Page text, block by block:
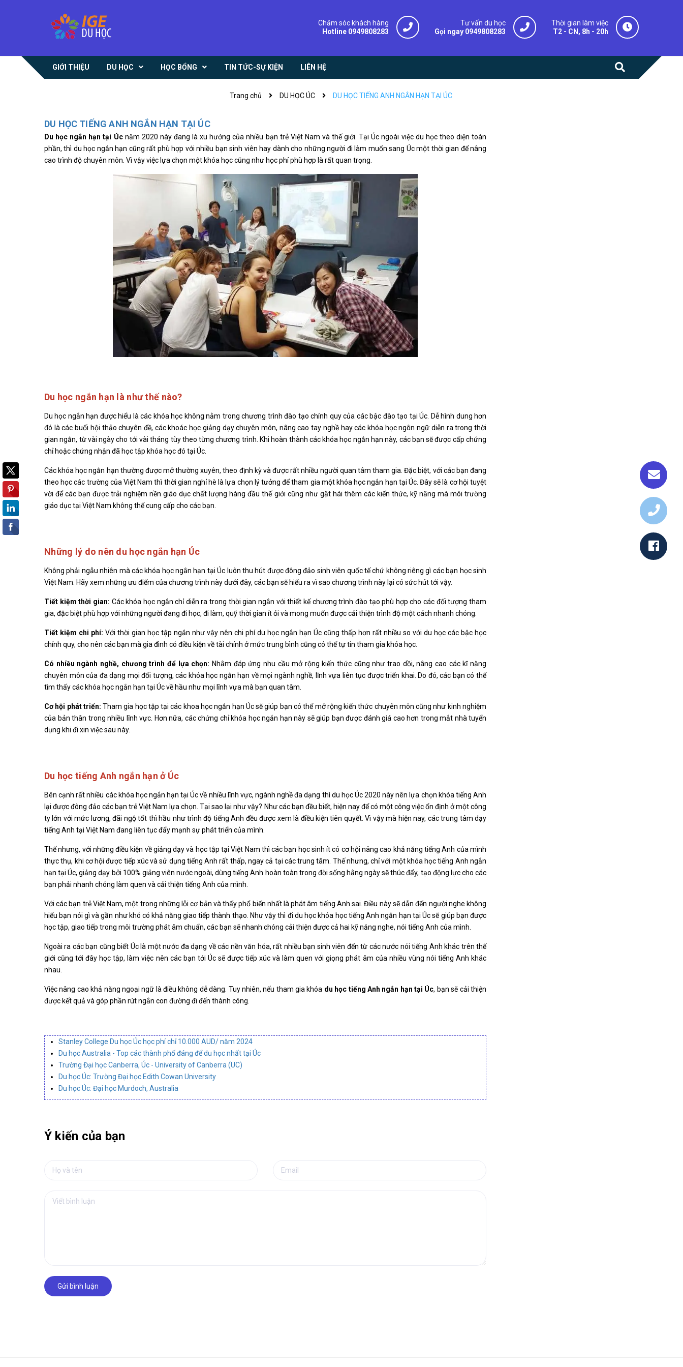
Thời gian làm việc
T2 - CN, 8h - 20h
Tư vấn du học
Gọi ngay 0949808283
Chăm sóc khách hàng
Hotline 0949808283
GIỚI THIỆU DU HỌC HỌC BỔNG TIN TỨC-SỰ KIỆN LIÊN HỆ
Trang chủ DU HỌC ÚC DU HỌC TIẾNG ANH NGẮN HẠN TẠI ÚC
DU HỌC TIẾNG ANH NGẮN HẠN TẠI ÚC
Du học ngắn hạn tại Úcnăm 2020 này đang là xu hướng của nhiều bạn trẻ Việt Nam và thế giới. Tại Úc ngoài việc du học theo diện toàn
phần, thì du học ngắn hạn cũng rất phù hợp với nhiều bạn sinh viên hay dành cho những người đi làm muốn sang Úc một thời gian để nâng
cao trình độ chuyên môn. Vì vậy việc lựa chọn một khóa học cũng như học phí phù hợp là rất quan trọng.
Du học ngắn hạn là như thế nào?
Du học ngắn hạn được hiểu là các khóa học không nằm trong chương trình đào tạo chính quy của các bậc đào tạo tại Úc. Dễ hình dung hơn
đó là các buổi hội thảo chuyên đề, các khoác học giảng dạy chuyên môn, nâng cao tay nghề hay các khóa học ngôn ngữ diễn ra trong thời
gian ngắn, từ vài ngày cho tới vài tháng tùy theo từng chương trình. Khi hoàn thành các khóa học ngắn hạn này, các bạn sẽ được cấp chứng
chỉ hoặc chứng nhận đã học tập khóa học đó tại Úc.
Các khóa học ngắn hạn thường được mở thường xuyên, theo định kỳ và được rất nhiều người quan tâm tham gia. Đặc biệt, với các bạn đang
theo học các trường của Việt Nam thì thời gian nghỉ hè là lựa chọn lý tưởng để tham gia một khóa học ngắn hạn tại Úc. Đây sẽ là cơ hội tuyệt
vời để các bạn được trải nghiệm nền giáo dục chất lượng hàng đầu thế giới cũng như gặt hái thêm các kiến thức, kỹ năng mà môi trường
giáo dục tại Việt Nam không thể cung cấp cho các bạn.
Những lý do nên du học ngắn hạn Úc
Không phải ngẫu nhiên mà các khóa học ngắn hạn tại Úc luôn thu hút được đông đảo sinh viên quốc tế chứ không riêng gì các bạn học sinh
Việt Nam. Hãy xem những ưu điểm của chương trình này dưới đây, các bạn sẽ hiểu ra vì sao chương trình này lại có sức hút tới vậy.
Tiết kiệm thời gian: Các khóa học ngắn chỉ diễn ra trong thời gian ngắn với thiết kế chương trình đào tạo phù hợp cho các đối tượng tham
gia, đặc biệt phù hợp với những người đang đi học, đi làm, quỹ thời gian ít ỏi và mong muốn được cải thiện trình độ một cách nhanh chóng.
Tiết kiệm chi phí: Với thời gian học tập ngắn như vậy nên chi phí du học ngắn hạn Úc cũng thấp hơn rất nhiều so với du học các bậc học
chính quy, cho nên các bạn mà gia đình có điều kiện về tài chính ở mức trung bình cũng có thể tự tin tham gia khóa học.
Có nhiều ngành nghề, chương trình để lựa chọn: Nhằm đáp ứng nhu cầu mở rộng kiến thức cũng như trao dồi, nâng cao các kĩ năng
chuyên môn của đa dạng mọi đối tượng, các khóa học ngắn hạn về mọi ngành nghề, lĩnh vựa liên tục được triển khai. Do đó, các bạn có thể
tìm thấy các khóa học ngắn hạn tại Úc về hầu như mọi lĩnh vựa mà bạn quan tâm.
Cơ hội phát triển: Tham gia học tập tại các khoa học ngắn hạn Úc sẽ giúp bạn có thể mở rộng kiến thức chuyên môn cũng như kinh nghiệm
của bản thân trong nhiều lĩnh vực. Hơn nữa, các chứng chỉ khóa học ngắn hạn này sẽ giúp bạn được đánh giá cao hơn trong mắt nhà tuyển
dụng khi đi xin việc sau này.
Du học tiếng Anh ngắn hạn ở Úc
Bên cạnh rất nhiều các khóa học ngắn hạn tại Úc về nhiều lĩnh vực, ngành nghề đa dạng thì du học Úc 2020 này nên lựa chọn khóa tiếng Anh
lại được đông đảo các bạn trẻ Việt Nam lựa chọn. Tại sao lại như vậy? Như các bạn đều biết, hiện nay để có một công việc ổn định ở một công
ty lớn với mức lương, đãi ngộ tốt thì hầu như trình độ tiếng Anh đều được xem là điều kiện tiên quyết. Vì vậy mà hiện nay, các trung tâm dạy
tiếng Anh tại Việt Nam đang liên tục đẩy mạnh sự phát triển của mình.
Thế nhưng, với những điều kiện về giảng dạy và học tập tại Việt Nam thì các bạn học sinh ít có cơ hội nâng cao khả năng tiếng Anh của mình
thực thụ, khi cơ hội được tiếp xúc và sử dụng tiếng Anh rất thấp, ngay cả tại các trung tâm. Thế nhưng, chỉ với một khóa học tiếng Anh ngắn
hạn tại Úc, giảng dạy bởi 100% giảng viên nước ngoài, dùng tiếng Anh hoàn toàn trong đời sống hằng ngày sẽ thúc đẩy, tạo động lực cho các
bạn phải nhanh chóng làm quen và cải thiện tiếng Anh của mình.
Với các bạn trẻ Việt Nam, một trong những lỗi cơ bản và thấy phổ biến nhất là phát âm tiếng Anh sai. Điều này sẽ dẫn đến người nghe không
hiểu bạn nói gì và gần như khó có khả năng giao tiếp thành thạo. Như vậy thì đi du học khóa học tiếng Anh ngắn hạn tại Úc sẽ giúp bạn được
học tập, giao tiếp trong môi trường phát âm chuẩn, các bạn sẽ nhanh chóng cải thiện được cả hai kỹ năng nghe, nói tiếng Anh của mình.
Ngoài ra các bạn cũng biết Úc là một nước đa dạng về các nền văn hóa, rất nhiều bạn sinh viên đến từ các nước nói tiếng Anh khác trên thế
giới cũng tới đây học tập, làm việc nên các bạn tới Úc sẽ được tiếp xúc và làm quen với giọng phát âm của nhiều vùng nói tiếng Anh khác
nhau.
Việc nâng cao khả năng ngoại ngữ là điều không dễ dàng. Tuy nhiên, nếu tham gia khóa du học tiếng Anh ngắn hạn tại Úc, bạn sẽ cải thiện
được kết quả và góp phần rút ngắn con đường đi đến thành công.
Stanley College Du học Úc học phí chỉ 10.000 AUD/ năm 2024
Du học Australia - Top các thành phố đáng để du học nhất tại Úc
Trường Đại học Canberra, Úc - University of Canberra (UC)
Du học Úc: Trường Đại học Edith Cowan University
Du học Úc: Đại học Murdoch, Australia
Ý kiến của bạn
Gửi bình luận